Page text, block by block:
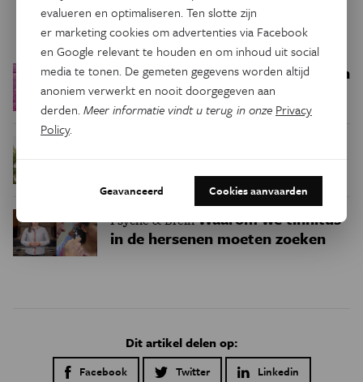
Trending
Ruimte Een bakkerij op 400 miljoen
kilometer van de aarde
Psyche & BreinWaarom we tinnitus
in de hersenen moeten zoeken
Dit artikel delen op:
Facebook Twitter Linkedin
evalueren en optimaliseren. Ten slotte zijn
er marketing cookies om advertenties via Facebook
en Google relevant te houden en om inhoud uit social
media te tonen. De gemeten gegevens worden altijd
anoniem verwerkt en nooit doorgegeven aan
derden.Meer informatie vindt u terug in onze Privacy
Policy.
Geavanceerd Cookies aanvaarden